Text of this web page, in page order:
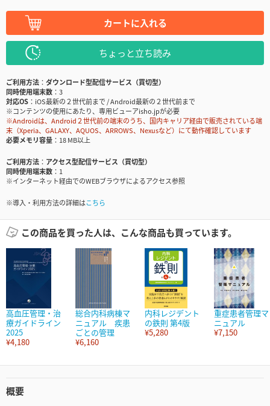
カートに入れる
ちょっと立ち読み
ご利用方法
ダウンロード型配信サービス（買切型）
同時使用端末数
3
対応OS
iOS最新の２世代前まで / Android最新の２世代前まで
※コンテンツの使用にあたり、専用ビューアisho.jpが必要
※Androidは、Android２世代前の端末のうち、国内キャリア経由で販売されている端
末（Xperia、GALAXY、AQUOS、ARROWS、Nexusなど）にて動作確認しています
必要メモリ容量
18 MB以上
ご利用方法
アクセス型配信サービス（買切型）
同時使用端末数
1
※インターネット経由でのWEBブラウザによるアクセス参照
※導入・利用方法の詳細はこちら
この商品を買った人は、こんな商品も買っています。
高血圧管理・治
療ガイドライン
2025
¥4,180
総合内科病棟マ
ニュアル 疾患
ごとの管理
¥6,160
内科レジデント
の鉄則 第4版
¥5,280
重症患者管理マ
ニュアル
¥7,150
概要